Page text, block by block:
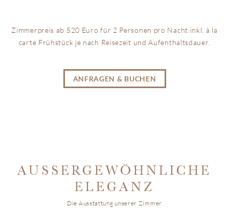
Zimmerpreis ab 520 Euro für 2 Personen pro Nacht inkl. à la
carte Frühstück je nach Reisezeit und Aufenthaltsdauer.
ANFRAGEN & BUCHEN
AUSSERGEWÖHNLICHE E
LEGANZ
Die Ausstattung unserer Zimmer